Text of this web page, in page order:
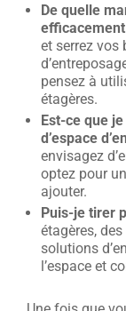
De quelle
et serrez vos
pensez à
étagères.
Est-ce que
d’espace
envisagez
optez pour
ajouter.
Puis-je tirer
étagères,
solutions
l’espace et